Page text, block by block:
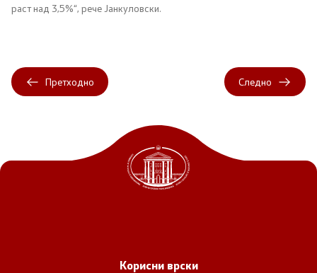
раст над 3,5%“, рече Јанкуловски.
Претходно Следно
Корисни врски